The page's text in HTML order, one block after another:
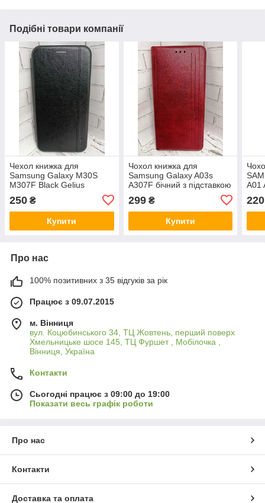
Подібні товари компанії
Чехол книжка для
Samsung Galaxy M30S
M307F Black Gelius
250 ₴
Купити
Чохол книжка для
Samsung Galaxy A03s
A307F бічний з підставкою
червоний
299₴
Купити
A01
220
Про нас
100% позитивних з 35 відгуків за рік
Працює з 09.07.2015
м. Вінниця
вул. Коцюбинського 34, ТЦ Жовтень, перший поверх
Хмельницьке шосе 145, ТЦ Фуршет , Мобілочка ,
Вінниця, Україна
Контакти
Сьогодні працює з 09:00 до 19:00
Показати весь графік роботи
Про нас
Контакти
Доставка та оплата